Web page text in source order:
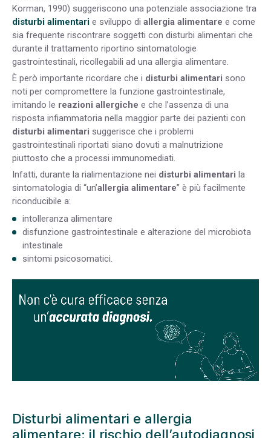
Korman, 1990) suggeriscono una potenziale associazione tra
disturbi alimentari e sviluppo di allergia alimentare e come
sia frequente riscontrare soggetti con disturbi alimentari che
durante il trattamento riportino sintomatologie
gastrointestinali, ricollegabili ad una allergia alimentare.
È però importante ricordare che i disturbi alimentari sono
noti per compromettere la funzione gastrointestinale,
imitando le reazioni allergiche e che l’assenza di una
risposta infiammatoria nella maggior parte dei pazienti con
disturbi alimentari suggerisce che i problemi
gastrointestinali riportati siano dovuti a malnutrizione
piuttosto che a processi immunomediati.
Infatti, durante la rialimentazione nei disturbi alimentari la
sintomatologia di “un’allergia alimentare” è più facilmente
riconducibile a:
intolleranza alimentare
disfunzione gastrointestinale e alterazione del microbiota
intestinale
sintomi psicosomatici.
Disturbi alimentari e allergia
alimentare: il rischio dell’autodiagnosi